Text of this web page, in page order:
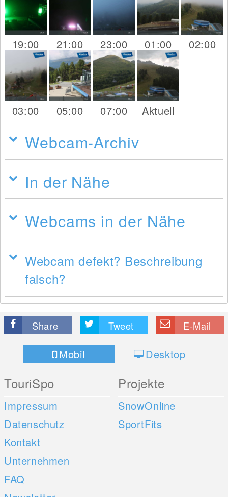
19:00 21:00 23:00 01:00 02:00
03:00 05:00 07:00 Aktuell
Webcam-Archiv
In der Nähe
Webcams in der Nähe
Webcam defekt? Beschreibung
falsch?
Share Tweet E-Mail
Mobil Desktop
TouriSpo
Impressum
Datenschutz
Kontakt
Unternehmen
FAQ
Projekte
SnowOnline
SportFits